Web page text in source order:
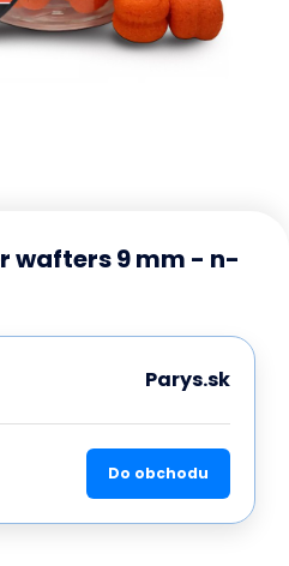
wafters 9 mm - n-
Parys.sk
Do obchodu